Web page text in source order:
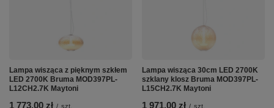
Lampa wisząca z pięknym szkłem
LED 2700K Bruma MOD397PL-
L12CH2.7K Maytoni
1 773,00 zł / szt.
Lampa wisząca 30cm LED 2700K
szklany klosz Bruma MOD397PL-
L15CH2.7K Maytoni
1 971,00 zł / szt.